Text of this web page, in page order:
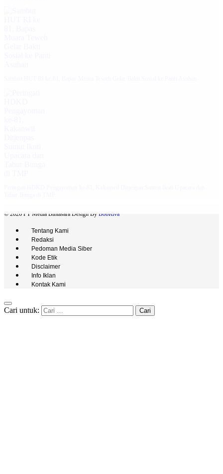
© 2026 PT Media Bintasara Design By BobRiva
Tentang Kami
Redaksi
Pedoman Media Siber
Kode Etik
Disclaimer
Info Iklan
Kontak Kami
Cari untuk: